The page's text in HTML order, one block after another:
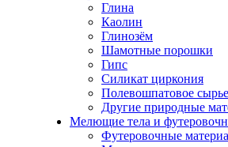
Глина
Каолин
Глинозём
Шамотные порошки
Гипс
Силикат циркония
Полевошпатовое сырье
Другие природные
Мелющие тела и
Футеровочные